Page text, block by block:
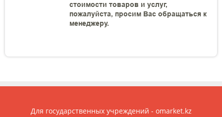
стоимости товаров и услуг,
пожалуйста, просим Вас обращаться к
менеджеру.
Для государственных учреждений - omarket.kz